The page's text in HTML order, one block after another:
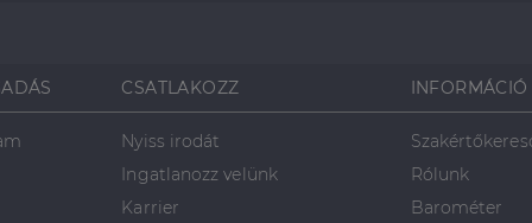
CSATLAKOZZ
Nyiss irodát
Ingatlanozz velünk
Karrier
INFORMÁCIÓ
Rólunk
Barométer